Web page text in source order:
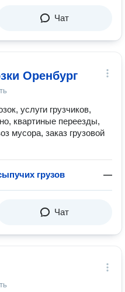
Чат
Оренбург
услуги грузчиков,
квартиные переезды,
мусора, заказ грузовой
грузов —
Чат